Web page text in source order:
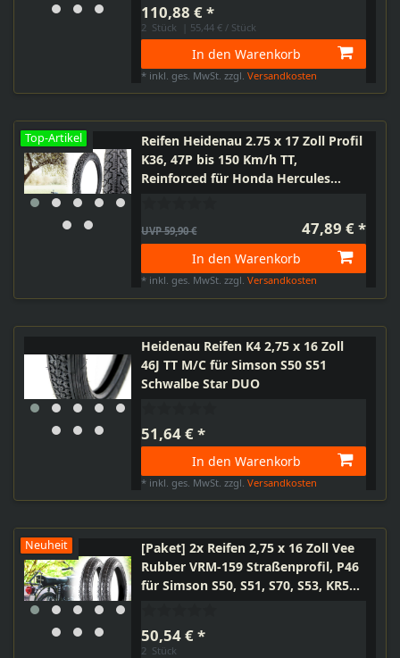
110,88 € *
2 Stück | 55,44 € / Stück
In den Warenkorb
* inkl. ges. MwSt. zzgl.Versandkosten
Top-Artikel
Reifen Heidenau 2.75 x 17 Zoll Profil
K36, 47P bis 150 Km/h TT,
Reinforced für Honda Hercules
UVP 59,90 € 47,89 € *
In den Warenkorb
* inkl. ges. MwSt. zzgl.Versandkosten
Heidenau Reifen K4 2,75 x 16 Zoll
46J TT M/C für Simson S50 S51
Schwalbe Star DUO
51,64 € *
In den Warenkorb
* inkl. ges. MwSt. zzgl.Versandkosten
Neuheit
[Paket] 2x Reifen 2,75 x 16 Zoll Vee
Rubber VRM-159 Straßenprofil, P46
für Simson S50, S51, S70, S53, KR51
50,54 € *
2 Stück